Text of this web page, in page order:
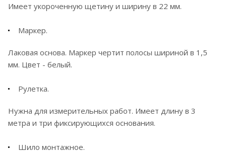
Имеет укороченную щетину и ширину в 22 мм.
Маркер.
Лаковая основа. Маркер чертит полосы шириной в 1,5
мм. Цвет - белый.
Рулетка.
Нужна для измерительных работ. Имеет длину в 3
метра и три фиксирующихся основания.
Шило монтажное.